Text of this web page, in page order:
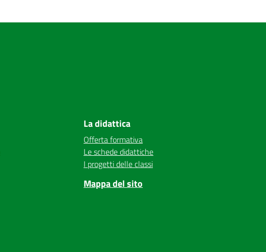
La didattica
Offerta formativa
Le schede didattiche
I progetti delle classi
Mappa del sito